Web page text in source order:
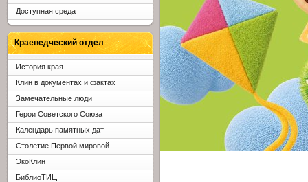
Доступная среда
Краеведческий отдел
История края
Клин в документах и фактах
Замечательные люди
Герои Советского Союза
Календарь памятных дат
Столетие Первой мировой
ЭкоКлин
БиблиоТИЦ